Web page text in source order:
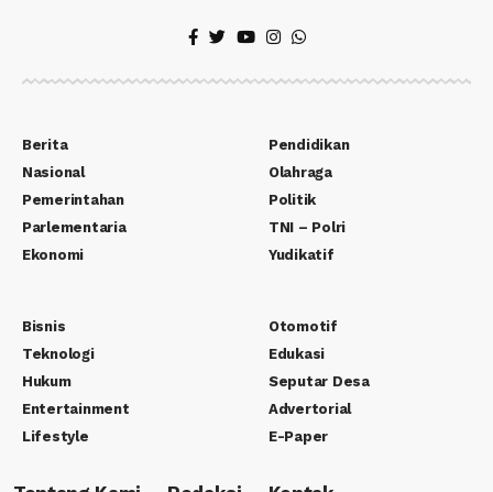
Berita
Nasional
Pemerintahan
Parlementaria
Ekonomi
Pendidikan
Olahraga
Politik
TNI – Polri
Yudikatif
Bisnis
Teknologi
Hukum
Entertainment
Lifestyle
Otomotif
Edukasi
Seputar Desa
Advertorial
E-Paper